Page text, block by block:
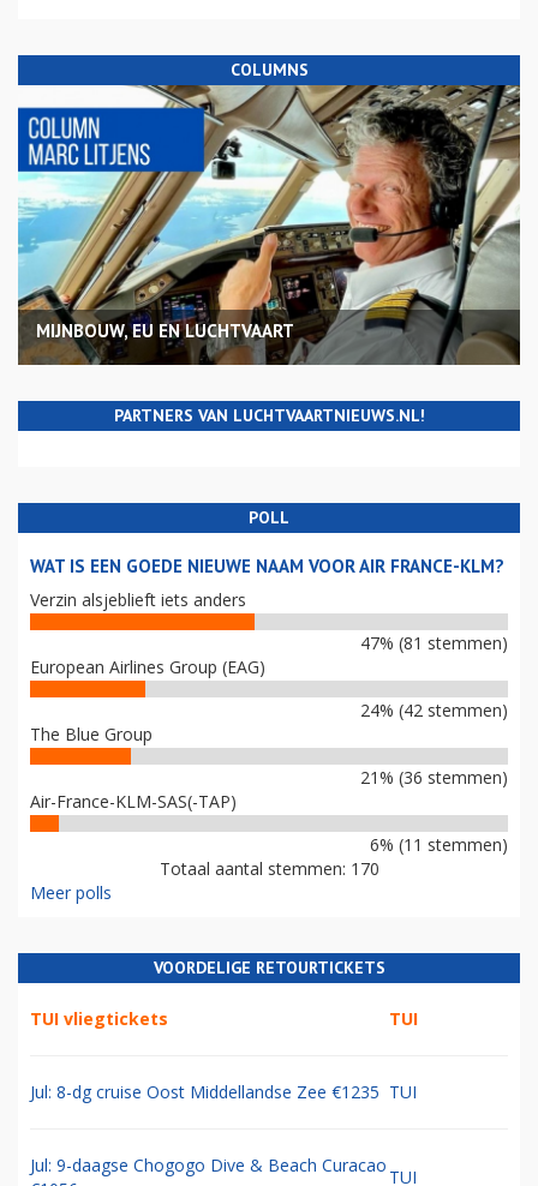
COLUMNS
MIJNBOUW, EU EN LUCHTVAART
PARTNERS VAN LUCHTVAARTNIEUWS.NL!
POLL
WAT IS EEN GOEDE NIEUWE NAAM VOOR AIR FRANCE-KLM?
Verzin alsjeblieft iets anders
47% (81 stemmen)
European Airlines Group (EAG)
24% (42 stemmen)
The Blue Group
21% (36 stemmen)
Air-France-KLM-SAS(-TAP)
6% (11 stemmen)
Totaal aantal stemmen: 170
Meer polls
VOORDELIGE RETOURTICKETS
TUI vliegtickets TUI
Jul: 8-dg cruise Oost Middellandse Zee €1235 TUI
Jul: 9-daagse Chogogo Dive & Beach Curacao
TUI